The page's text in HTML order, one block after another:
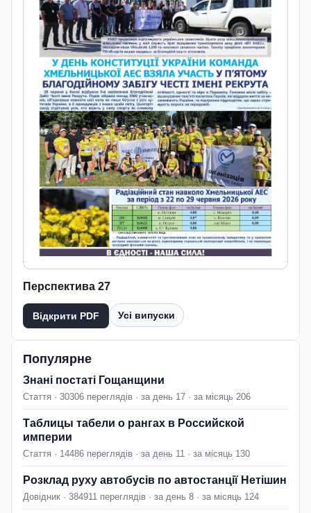
Перспектива 27
Відкрити PDF Усі випуски
Популярне
Знані постаті Гощанщини
Стаття · 30306 переглядів · за день 17 · за місяць 206
Таблицы табели о рангах в Российской
империи
Стаття · 14486 переглядів · за день 11 · за місяць 130
Розклад руху автобусів по автостанції Нетішин
Довідник · 384911 переглядів · за день 8 · за місяць 124